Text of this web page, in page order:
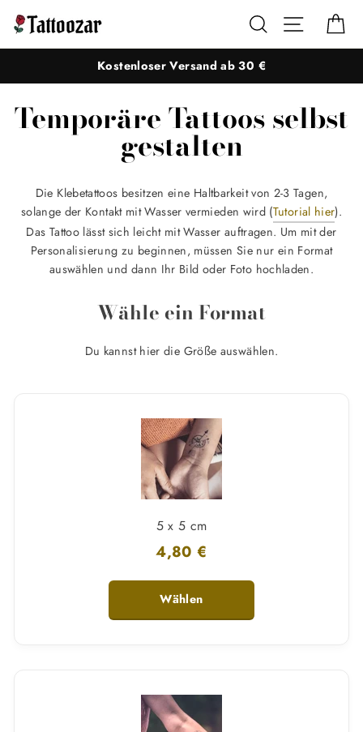
zum
Inhalt
Suche
Kostenloser Versand ab 30 €
Temporäre Tattoos selbst
gestalten
Die Klebetattoos besitzen eine Haltbarkeit von 2-3 Tagen,
solange der Kontakt mit Wasser vermieden wird (Tutorial hier).
Das Tattoo lässt sich leicht mit Wasser auftragen. Um mit der
Personalisierung zu beginnen, müssen Sie nur ein Format
auswählen und dann Ihr Bild oder Foto hochladen.
Wähle ein Format
Du kannst hier die Größe auswählen.
5 x 5 cm
4,80 €
Wählen